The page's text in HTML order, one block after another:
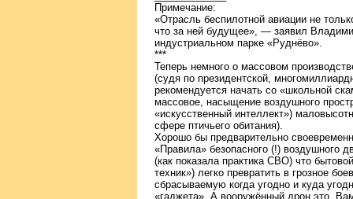
Примечание:
«Отрасль беспилотной авиации не
что за ней будущее», — заявил
индустриальном парке «Руднёво».
***
Теперь немного о массовом
(судя по президентской,
рекомендуется начать со «школьной
массовое, насыщение воздушного
«искусственный интеллект»)
сфере птичьего обитания).
Хорошо бы предварительно
«Правила» безопасного (!) воздушного
(как показала практика СВО) что
техник») легко превратить в грозное
сбрасываемую когда угодно и куда
«гаджета». А вооружённый дрон это,